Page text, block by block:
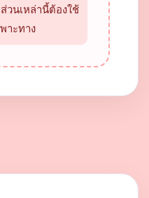
วนเหล่านี้ต้องใช้
าะทาง